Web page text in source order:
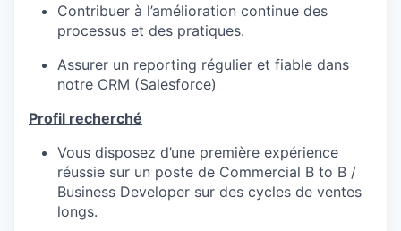
Contribuer à l’amélioration continue des
processus et des pratiques.
Assurer un reporting régulier et fiable dans
notre CRM (Salesforce)
Profil recherché
Vous disposez d’une première expérience
réussie sur un poste de Commercial B to B /
Business Developer sur des cycles de ventes
longs.